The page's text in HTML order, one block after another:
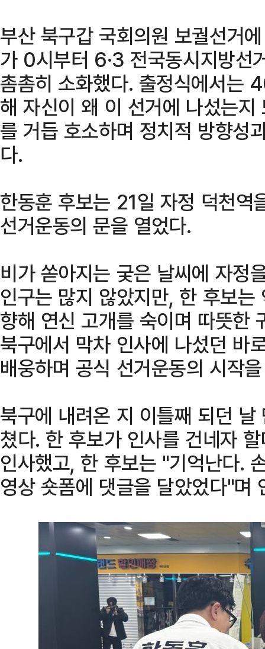
부산 북구갑 국회의원 보궐선거
가 0시부터 6·3 전국동시지방선
촘촘히 소화했다. 출정식에서는
해 자신이 왜 이 선거에 나섰는
를 거듭 호소하며 정치적 방향성
다.
한동훈 후보는 21일 자정 덕천역
선거운동의 문을 열었다.
비가 쏟아지는 궂은 날씨에 자정
인구는 많지 않았지만, 한 후보
향해 연신 고개를 숙이며 따뜻한
북구에서 막차 인사에 나섰던 바
배웅하며 공식 선거운동의 시작
북구에 내려온 지 이틀째 되던
쳤다. 한 후보가 인사를 건네자
인사했고, 한 후보는 "기억난다.
영상 숏폼에 댓글을 달았었다"며